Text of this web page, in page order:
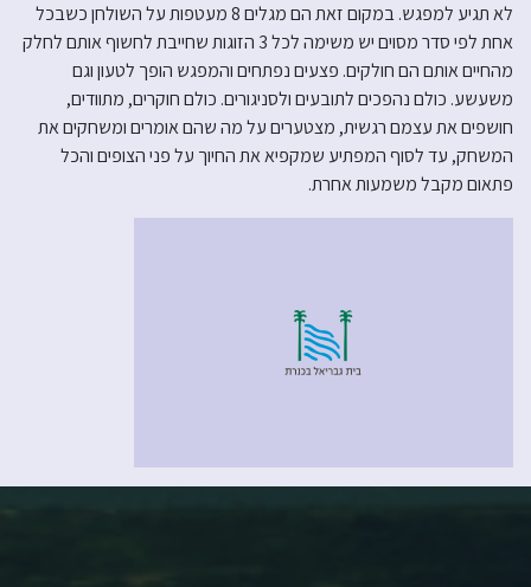
לא תגיע למפגש. במקום זאת הם מגלים 8 מעטפות על השולחן כשבכל
אחת לפי סדר מסוים יש משימה לכל 3 הזוגות שחייבת לחשוף אותם לחלק
מהחיים אותם הם חולקים. פצעים נפתחים והמפגש הופך לטעון וגם
משעשע. כולם נהפכים לתובעים ולסניגורים. כולם חוקרים, מתוודים,
חושפים את עצמם רגשית, מצטערים על מה שהם אומרים ומשחקים את
המשחק, עד לסוף המפתיע שמקפיא את החיוך על פני הצופים והכל
פתאום מקבל משמעות אחרת.